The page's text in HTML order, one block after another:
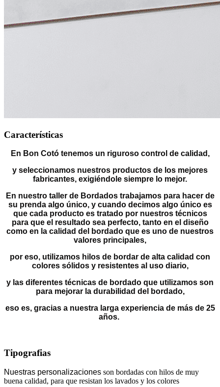
Características
En Bon Cotó tenemos un riguroso control de calidad,
y seleccionamos nuestros productos de los mejores
fabricantes, exigiéndole siempre lo mejor.
En nuestro taller de Bordados trabajamos para hacer de
su prenda algo único, y cuando decimos algo único es
que cada producto es tratado por nuestros técnicos
para que el resultado sea perfecto, tanto en el diseño
como en la calidad del bordado que es uno de nuestros
valores principales,
por eso, utilizamos hilos de bordar de alta calidad con
colores sólidos y resistentes al uso diario,
y las diferentes técnicas de bordado que utilizamos son
para mejorar la durabilidad del bordado,
eso es, gracias a nuestra larga experiencia de más de 25
años.
Tipografias
Nuestras personalizaciones son bordadas con hilos de muy
buena calidad, para que resistan los lavados y los colores